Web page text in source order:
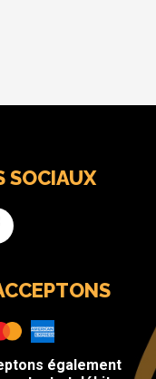
SOCIAUX
également